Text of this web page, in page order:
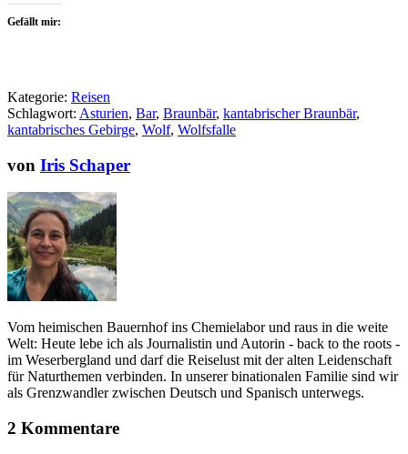
Gefällt mir:
Kategorie: Reisen
Schlagwort: Asturien, Bar, Braunbär, kantabrischer Braunbär,
kantabrisches Gebirge, Wolf, Wolfsfalle
von Iris Schaper
Vom heimischen Bauernhof ins Chemielabor und raus in die weite
Welt: Heute lebe ich als Journalistin und Autorin - back to the roots -
im Weserbergland und darf die Reiselust mit der alten Leidenschaft
für Naturthemen verbinden. In unserer binationalen Familie sind wir
als Grenzwandler zwischen Deutsch und Spanisch unterwegs.
2 Kommentare